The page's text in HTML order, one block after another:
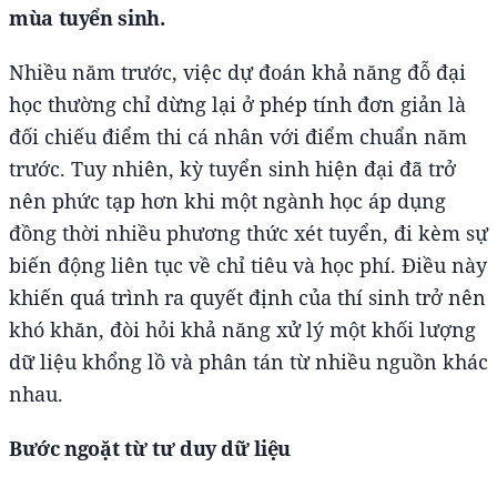
mùa tuyển sinh.
Nhiều năm trước, việc dự đoán khả năng đỗ đại
học thường chỉ dừng lại ở phép tính đơn giản là
đối chiếu điểm thi cá nhân với điểm chuẩn năm
trước. Tuy nhiên, kỳ tuyển sinh hiện đại đã trở
nên phức tạp hơn khi một ngành học áp dụng
đồng thời nhiều phương thức xét tuyển, đi kèm sự
biến động liên tục về chỉ tiêu và học phí. Điều này
khiến quá trình ra quyết định của thí sinh trở nên
khó khăn, đòi hỏi khả năng xử lý một khối lượng
dữ liệu khổng lồ và phân tán từ nhiều nguồn khác
nhau.
Bước ngoặt từ tư duy dữ liệu